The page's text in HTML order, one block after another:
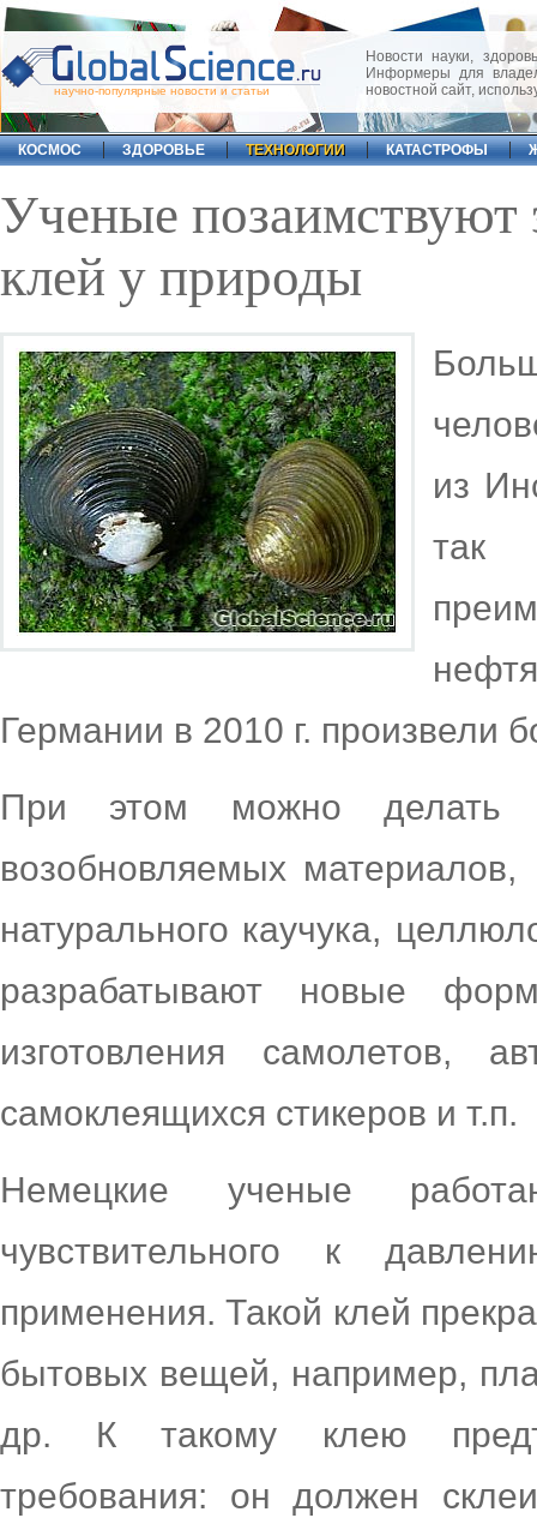
научно-популярные новости и статьи
Новости науки,
Информеры для
новостной сайт,
КОСМОС ЗДОРОВЬЕ ТЕХНОЛОГИИ КАТАСТРОФЫ
Ученые позаимствуют
клей у природы
из
так
Германии в 2010 г. произвели
При этом можно делать
возобновляемых
натурального каучука,
разрабатывают новые
изготовления самолетов,
самоклеящихся стикеров и т.п.
Немецкие ученые
чувствительного к
применения. Такой клей
бытовых вещей, например,
др. К такому клею
требования: он должен